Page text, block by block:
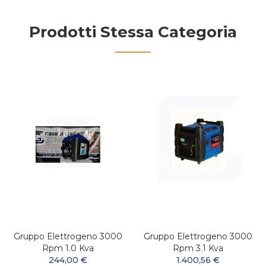
Prodotti Stessa Categoria
Gruppo Elettrogeno 3000
Rpm 1.0 Kva
244,00 €
Gruppo Elettrogeno 3000
Rpm 3.1 Kva
1.400,56 €